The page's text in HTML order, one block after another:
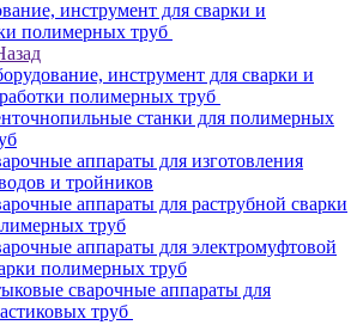
инструмент для сварки и
полимерных труб
инструмент для сварки и
полимерных труб
станки для полимерных
аппараты для изготовления
и тройников
аппараты для раструбной сварки
труб
аппараты для электромуфтовой
полимерных труб
сварочные аппараты для
труб